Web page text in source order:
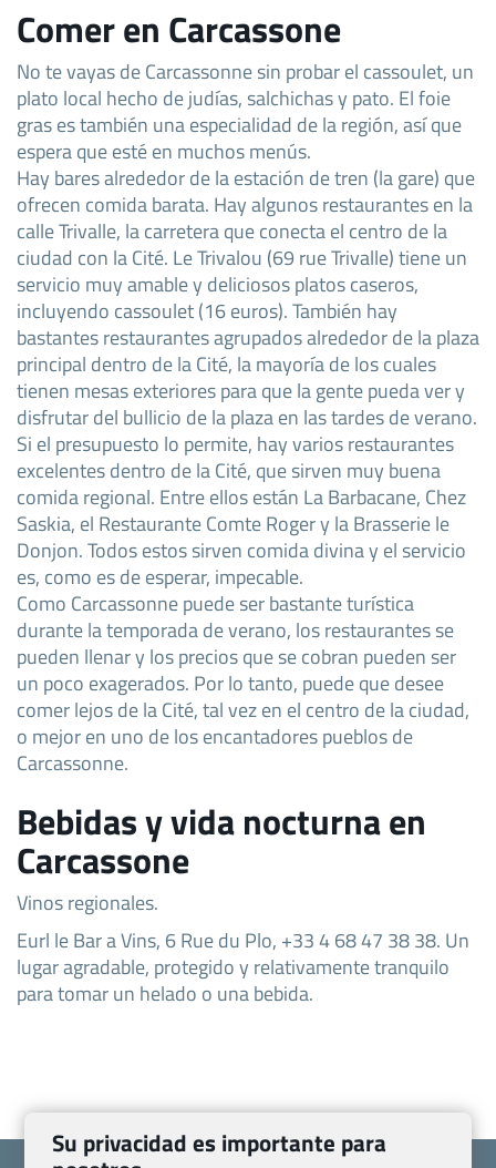
Comer en Carcassone
No te vayas de Carcassonne sin probar el cassoulet, un
plato local hecho de judías, salchichas y pato. El foie
gras es también una especialidad de la región, así que
espera que esté en muchos menús.
Hay bares alrededor de la estación de tren (la gare) que
ofrecen comida barata. Hay algunos restaurantes en la
calle Trivalle, la carretera que conecta el centro de la
ciudad con la Cité. Le Trivalou (69 rue Trivalle) tiene un
servicio muy amable y deliciosos platos caseros,
incluyendo cassoulet (16 euros). También hay
bastantes restaurantes agrupados alrededor de la plaza
principal dentro de la Cité, la mayoría de los cuales
tienen mesas exteriores para que la gente pueda ver y
disfrutar del bullicio de la plaza en las tardes de verano.
Si el presupuesto lo permite, hay varios restaurantes
excelentes dentro de la Cité, que sirven muy buena
comida regional. Entre ellos están La Barbacane, Chez
Saskia, el Restaurante Comte Roger y la Brasserie le
Donjon. Todos estos sirven comida divina y el servicio
es, como es de esperar, impecable.
Como Carcassonne puede ser bastante turística
durante la temporada de verano, los restaurantes se
pueden llenar y los precios que se cobran pueden ser
un poco exagerados. Por lo tanto, puede que desee
comer lejos de la Cité, tal vez en el centro de la ciudad,
o mejor en uno de los encantadores pueblos de
Carcassonne.
Bebidas y vida nocturna en
Carcassone
Vinos regionales.
Eurl le Bar a Vins, 6 Rue du Plo, +33 4 68 47 38 38. Un
lugar agradable, protegido y relativamente tranquilo
para tomar un helado o una bebida.
Su privacidad es importante para